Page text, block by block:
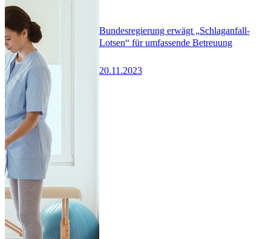
Bundesregierung erwägt „Schlaganfall-
Lotsen“ für umfassende Betreuung
20.11.2023